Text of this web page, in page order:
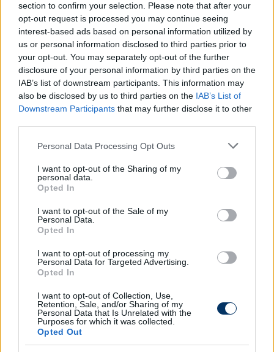
section to confirm your selection. Please note that after your
opt-out request is processed you may continue seeing
interest-based ads based on personal information utilized by
us or personal information disclosed to third parties prior to
your opt-out. You may separately opt-out of the further
disclosure of your personal information by third parties on the
IAB’s list of downstream participants. This information may
also be disclosed by us to third parties on the IAB’s List of
Downstream Participants that may further disclose it to other
Please note that this website/app uses one or more Google
not limited to your visit or usage behaviour. You may click to
grant or deny consent to Google and its third-party tags to
use your data for below specified purposes in below Google
consent section.
Personal Data Processing Opt Outs
I want to opt-out of the Sharing of my
personal data.
Opted In
I want to opt-out of the Sale of my
Personal Data.
Opted In
I want to opt-out of processing my
Personal Data for Targeted Advertising.
Opted In
I want to opt-out of Collection, Use,
Retention, Sale, and/or Sharing of my
Personal Data that Is Unrelated with the
Purposes for which it was collected.
Opted Out
Kerkez Milos édesapja azt is hangsúlyozta, hogy az
átigazolásban hatalmas szerepet játszottRichard
Hughes, aki tavaly nyártól a Liverpool
sportigazgatója, azt megelőzően azonban éppen a
Bournemouth-nál töltötte be ezt a szerepet.
– Richard Hughes vitt minket a Bournemouth-hoz is,
ha azt mondaná, hogy Indiába menjünk, akkor
Indiába megyünk. Mindenben megegyeztünk, már
csak apróságok vannak hátra– folytatta a magyar
Olvastad már?